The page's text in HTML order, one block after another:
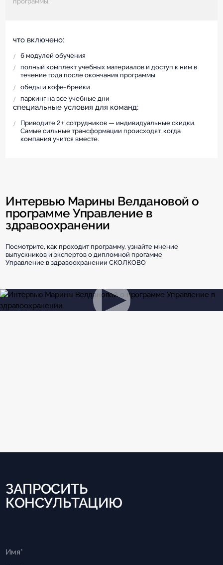
что включено:
6 модулей обучения
полный комплект учебных материалов и доступ к ним в
течение года после окончания программы
обеды и кофе-брейки
паркинг на все учебные дни
cпециальные условия для команд:
Приводите 2+ сотрудников — индивидуальные скидки.
Самые сильные трансформации происходят, когда
компания учится вместе.
Интервью Марины Велдановой о
программе Управление в
здравоохранении
Посмотрите, как проходит программу, узнайте мнение
выпускников и экспертов о дипломной прогамме
Управление в здравоохранении СКОЛКОВО
ЗАПРОСИТЬ
КОНСУЛЬТАЦИЮ
Имя*